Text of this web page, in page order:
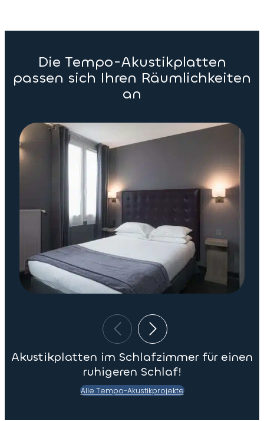
Die Tempo-Akustikplatten
passen sich Ihren Räumlichkeiten
an
Akustikplatten im Schlafzimmer für einen
ruhigeren Schlaf!
Alle Tempo-Akustikprojekte